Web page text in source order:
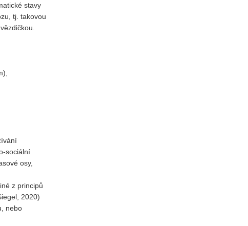
stavy
tj. takovou
sociální
osy,
z principů
2020)
nebo